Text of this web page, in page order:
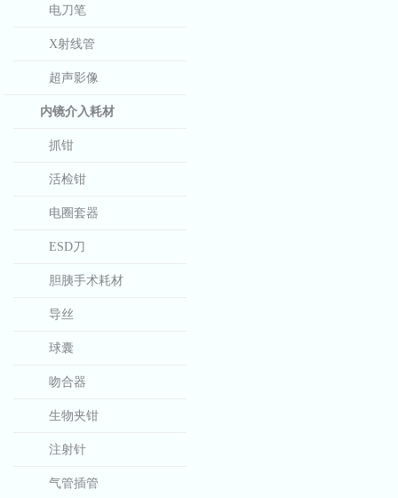
电刀笔
X射线管
超声影像
内镜介入耗材
抓钳
活检钳
电圈套器
ESD刀
胆胰手术耗材
导丝
球囊
吻合器
生物夹钳
注射针
气管插管